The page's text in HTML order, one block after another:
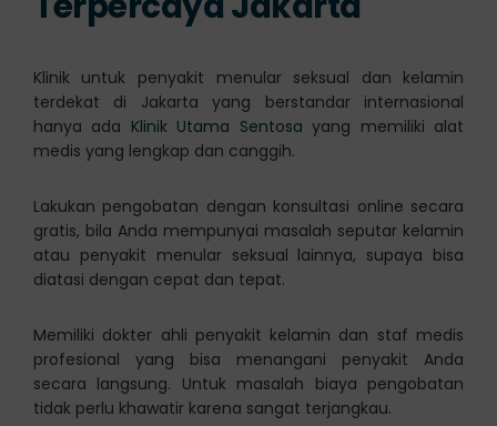
Klinik untuk penyakit menular seksual dan kelamin
terdekat di Jakarta yang berstandar internasional
hanya ada Klinik Utama Sentosa yang memiliki alat
medis yang lengkap dan canggih.
Lakukan pengobatan dengan konsultasi online secara
gratis, bila Anda mempunyai masalah seputar kelamin
atau penyakit menular seksual lainnya, supaya bisa
diatasi dengan cepat dan tepat.
Memiliki dokter ahli penyakit kelamin dan staf medis
profesional yang bisa menangani penyakit Anda
secara langsung. Untuk masalah biaya pengobatan
tidak perlu khawatir karena sangat terjangkau.